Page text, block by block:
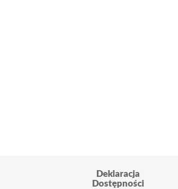
Deklaracja
Dostępności